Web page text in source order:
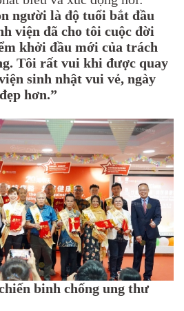
người là độ tuổi bắt đầu
viện đã cho tôi cuộc đời
khởi đầu mới của trách
Tôi rất vui khi được quay
sinh nhật vui vẻ, ngày
hơn.”
binh chống ung thư